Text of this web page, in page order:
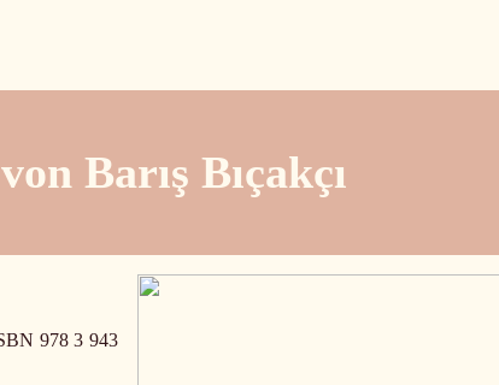
Barış Bıçakçı
978 3 943